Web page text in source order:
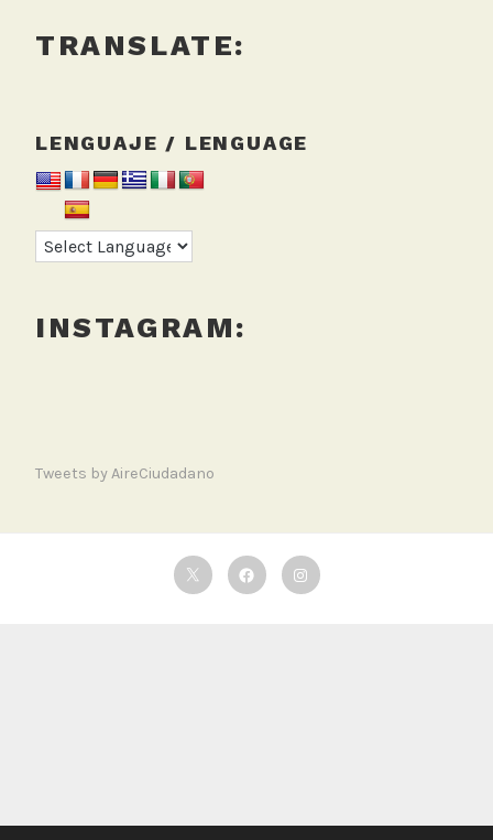
TRANSLATE:
LENGUAJE / LENGUAGE
INSTAGRAM:
Tweets by AireCiudadano
TwitterFacebookInstagram